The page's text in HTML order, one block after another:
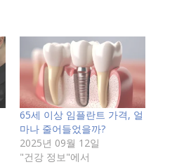
65세 이상 임플란트 가격, 얼
마나 줄어들었을까?
2025년 09월 12일
"건강 정보"에서